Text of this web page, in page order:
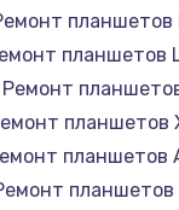
1320 руб.
Заказать
Чистка от
990 руб.
планшетов
планшетов
Ремонт
планшетов
планшетов
планшетов